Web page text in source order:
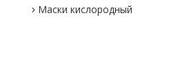
Маски кислородный